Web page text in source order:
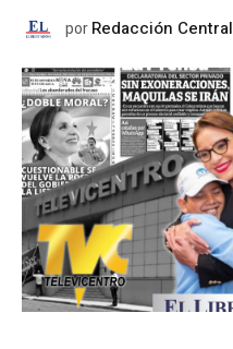
porRedacción Central